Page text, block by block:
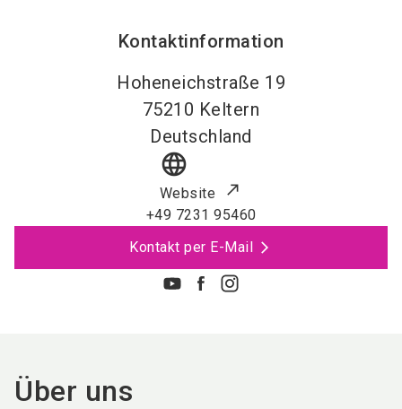
Kontaktinformation
Hoheneichstraße 19
75210 Keltern
Deutschland
language
Website
+49 7231 95460
Kontakt per E-Mail
Über uns